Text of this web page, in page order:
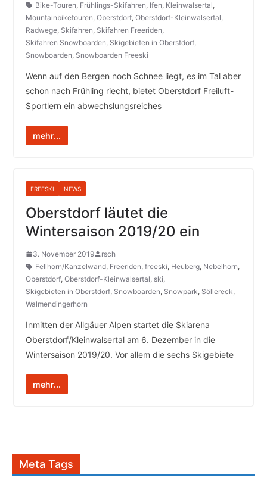
Bike-Touren, Frühlings-Skifahren, Ifen, Kleinwalsertal,
Mountainbiketouren, Oberstdorf, Oberstdorf-Kleinwalsertal,
Radwege, Skifahren, Skifahren Freeriden,
Skifahren Snowboarden, Skigebieten in Oberstdorf,
Snowboarden, Snowboarden Freeski
Wenn auf den Bergen noch Schnee liegt, es im Tal aber
schon nach Frühling riecht, bietet Oberstdorf Freiluft-
Sportlern ein abwechslungsreiches
mehr...
FREESKI NEWS
Oberstdorf läutet die
Wintersaison 2019/20 ein
3. November 2019
rsch
Fellhorn/Kanzelwand, Freeriden, freeski, Heuberg, Nebelhorn,
Oberstdorf, Oberstdorf-Kleinwalsertal, ski,
Skigebieten in Oberstdorf, Snowboarden, Snowpark, Söllereck,
Walmendingerhorn
Inmitten der Allgäuer Alpen startet die Skiarena
Oberstdorf/Kleinwalsertal am 6. Dezember in die
Wintersaison 2019/20. Vor allem die sechs Skigebiete
mehr...
Meta Tags